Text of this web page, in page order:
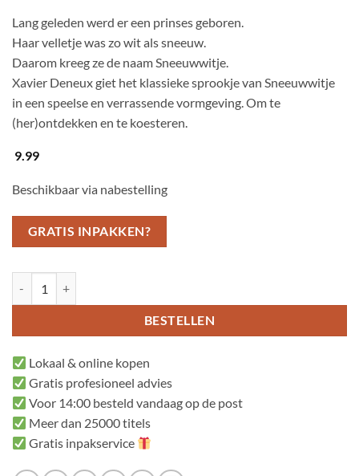
Lang geleden werd er een prinses geboren.
Haar velletje was zo wit als sneeuw.
Daarom kreeg ze de naam Sneeuwwitje.
Xavier Deneux giet het klassieke sprookje van Sneeuwwitje
in een speelse en verrassende vormgeving. Om te
(her)ontdekken en te koesteren.
9.99
Beschikbaar via nabestelling
GRATIS INPAKKEN?
BESTELLEN
Lokaal & online kopen
Gratis profesioneel advies
Voor 14:00 besteld vandaag op de post
Meer dan 25000 titels
Gratis inpakservice